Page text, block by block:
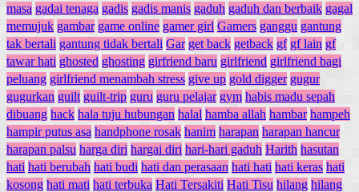
masa gadai tenaga gadis gadis manis gaduh gaduh dan berbaik gagal
memujuk gambar game online gamer girl Gamers ganggu gantung
tak bertali gantung tidak bertali Gar get back getback gf gf lain gf
tawar hati ghosted ghosting girfriend baru girlfriend girlfriend bagi
peluang girlfriend menambah stress give up gold digger gugur
gugurkan guilt guilt-trip guru guru pelajar gym habis madu sepah
dibuang hack hala tuju hubungan halal hamba allah hambar hampeh
hampir putus asa handphone rosak hanim harapan harapan hancur
harapan palsu harga diri hargai diri hari-hari gaduh Harith hasutan
hati hati berubah hati budi hati dan perasaan hati hati hati keras hati
kosong hati mati hati terbuka Hati Tersakiti Hati Tisu hilang hilang